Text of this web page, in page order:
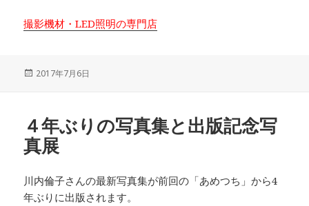
撮影機材・LED照明の専門店
投
2017年7月6日
４年ぶりの写真集と出版記念写
真展
川内倫子さんの最新写真集が前回の「あめつち」から4
年ぶりに出版されます。